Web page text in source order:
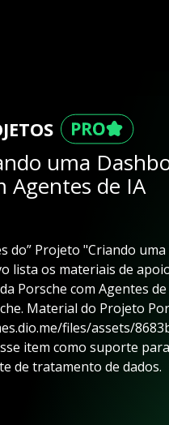
uma
Agentes de IA
do” Projeto "Criando
lista os materiais de
Porsche com Agentes
Material do Projeto
files/assets/
item como suporte
de tratamento de dados.